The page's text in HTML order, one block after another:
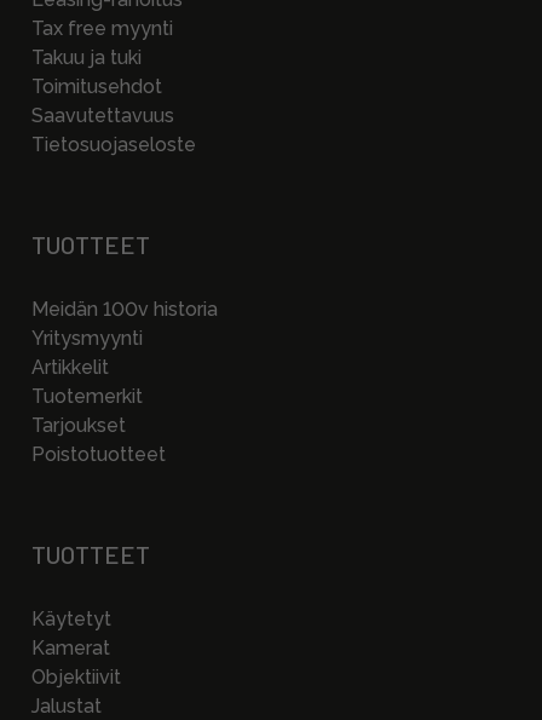
Tax free myynti
Takuu ja tuki
Toimitusehdot
Saavutettavuus
Tietosuojaseloste
TUOTTEET
Meidän 100v historia
Yritysmyynti
Artikkelit
Tuotemerkit
Tarjoukset
Poistotuotteet
TUOTTEET
Käytetyt
Kamerat
Objektiivit
Jalustat